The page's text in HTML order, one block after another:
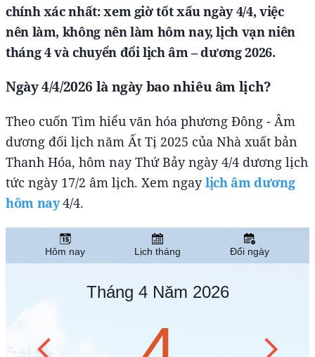
chính xác nhất: xem giờ tốt xấu ngày 4/4, việc
nên làm, không nên làm hôm nay, lịch vạn niên
tháng 4 và chuyển đổi lịch âm – dương 2026.
Ngày 4/4/2026 là ngày bao nhiêu âm lịch?
Theo cuốn Tìm hiểu văn hóa phương Đông - Âm
dương đối lịch năm Ất Tị 2025 của Nhà xuất bản
Thanh Hóa, hôm nay Thứ Bảy ngày 4/4 dương lịch
tức ngày 17/2 âm lịch. Xem ngaylịch âm dương
hôm nay4/4.